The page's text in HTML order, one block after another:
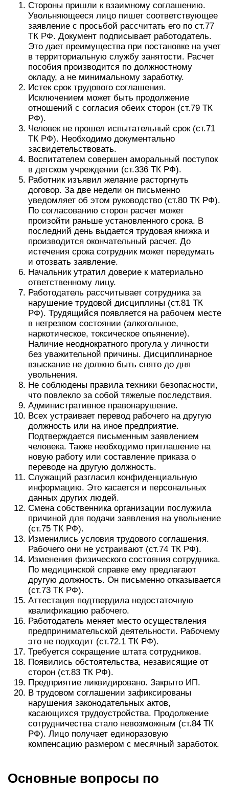
Стороны пришли к взаимному соглашению.
Увольняющееся лицо пишет соответствующее
заявление с просьбой рассчитать его по ст.77
ТК РФ. Документ подписывает работодатель.
Это дает преимущества при постановке на учет
в территориальную службу занятости. Расчет
пособия производится по должностному
окладу, а не минимальному заработку.
Истек срок трудового соглашения.
Исключением может быть продолжение
отношений с согласия обеих сторон (ст.79 ТК
РФ).
Человек не прошел испытательный срок (ст.71
ТК РФ). Необходимо документально
засвидетельствовать.
Воспитателем совершен аморальный поступок
в детском учреждении (ст.336 ТК РФ).
Работник изъявил желание расторгнуть
договор. За две недели он письменно
уведомляет об этом руководство (ст.80 ТК РФ).
По согласованию сторон расчет может
произойти раньше установленного срока. В
последний день выдается трудовая книжка и
производится окончательный расчет. До
истечения срока сотрудник может передумать
и отозвать заявление.
Начальник утратил доверие к материально
ответственному лицу.
Работодатель рассчитывает сотрудника за
нарушение трудовой дисциплины (ст.81 ТК
РФ). Трудящийся появляется на рабочем месте
в нетрезвом состоянии (алкогольное,
наркотическое, токсическое опьянение).
Наличие неоднократного прогула у личности
без уважительной причины. Дисциплинарное
взыскание не должно быть снято до дня
увольнения.
Не соблюдены правила техники безопасности,
что повлекло за собой тяжелые последствия.
Административное правонарушение.
Всех устраивает перевод рабочего на другую
должность или на иное предприятие.
Подтверждается письменным заявлением
человека. Также необходимо приглашение на
новую работу или составление приказа о
переводе на другую должность.
Служащий разгласил конфиденциальную
информацию. Это касается и персональных
данных других людей.
Смена собственника организации послужила
причиной для подачи заявления на увольнение
(ст.75 ТК РФ).
Изменились условия трудового соглашения.
Рабочего они не устраивают (ст.74 ТК РФ).
Изменения физического состояния сотрудника.
По медицинской справке ему предлагают
другую должность. Он письменно отказывается
(ст.73 ТК РФ).
Аттестация подтвердила недостаточную
квалификацию рабочего.
Работодатель меняет место осуществления
предпринимательской деятельности. Рабочему
это не подходит (ст.72.1 ТК РФ).
Требуется сокращение штата сотрудников.
Появились обстоятельства, независящие от
сторон (ст.83 ТК РФ).
Предприятие ликвидировано. Закрыто ИП.
В трудовом соглашении зафиксированы
нарушения законодательных актов,
касающихся трудоустройства. Продолжение
сотрудничества стало невозможным (ст.84 ТК
РФ). Лицо получает единоразовую
компенсацию размером с месячный заработок.
Основные вопросы по